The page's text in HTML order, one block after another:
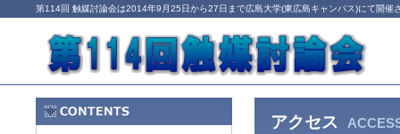
第114回 触媒討論会は2014年9月25日から27日まで広島大学(東広島キャンパス)にて開催
アクセス